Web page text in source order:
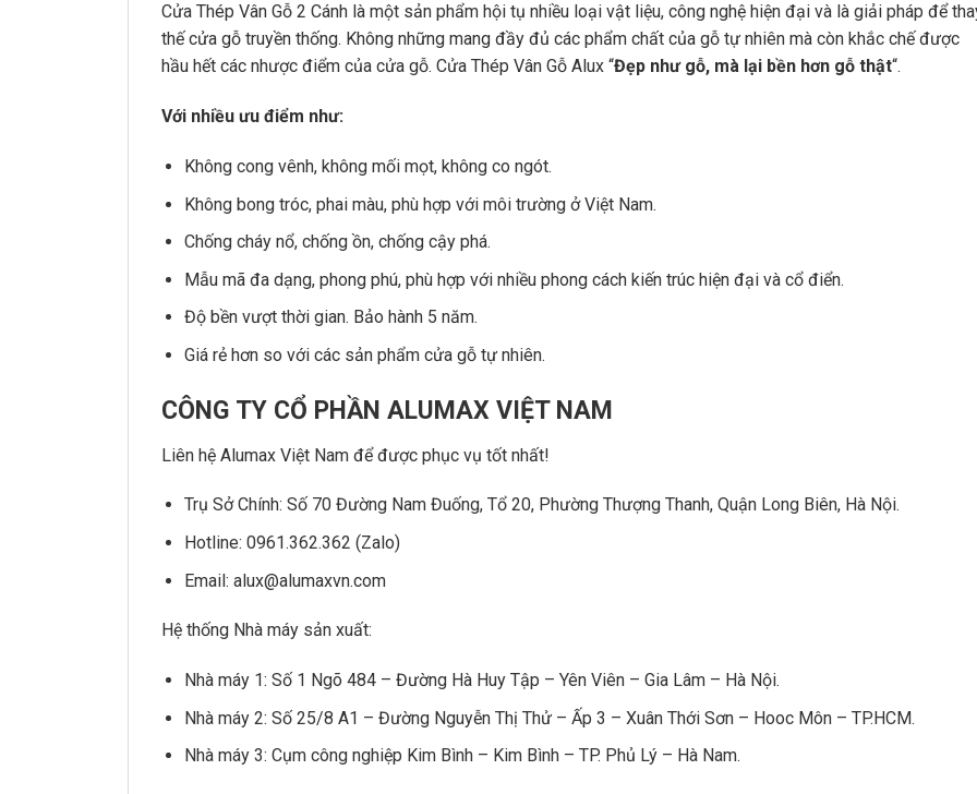
Cửa Thép Vân Gỗ 2 Cánh là một sản phẩm hội tụ nhiều loại vật liệu, công nghệ hiện đại và là giải pháp để
thế cửa gỗ truyền thống. Không những mang đầy đủ các phẩm chất của gỗ tự nhiên mà còn khắc chế được
hầu hết các nhược điểm của cửa gỗ. Cửa Thép Vân Gỗ Alux “Đẹp như gỗ, mà lại bền hơn gỗ thật“.
Với nhiều ưu điểm như:
Không cong vênh, không mối mọt, không co ngót.
Không bong tróc, phai màu, phù hợp với môi trường ở Việt Nam.
Chống cháy nổ, chống ồn, chống cậy phá.
Mẫu mã đa dạng, phong phú, phù hợp với nhiều phong cách kiến trúc hiện đại và cổ điển.
Độ bền vượt thời gian. Bảo hành 5 năm.
Giá rẻ hơn so với các sản phẩm cửa gỗ tự nhiên.
CÔNG TY CỔ PHẦN ALUMAX VIỆT NAM
Liên hệ Alumax Việt Nam để được phục vụ tốt nhất!
Trụ Sở Chính: Số 70 Đường Nam Đuống, Tổ 20, Phường Thượng Thanh, Quận Long Biên, Hà Nội.
Hotline: 0961.362.362 (Zalo)
Email: alux@alumaxvn.com
Hệ thống Nhà máy sản xuất:
Nhà máy 1: Số 1 Ngõ 484 – Đường Hà Huy Tập – Yên Viên – Gia Lâm – Hà Nội.
Nhà máy 2: Số 25/8 A1 – Đường Nguyễn Thị Thử – Ấp 3 – Xuân Thới Sơn – Hooc Môn – TP.HCM.
Nhà máy 3: Cụm công nghiệp Kim Bình – Kim Bình – TP. Phủ Lý – Hà Nam.